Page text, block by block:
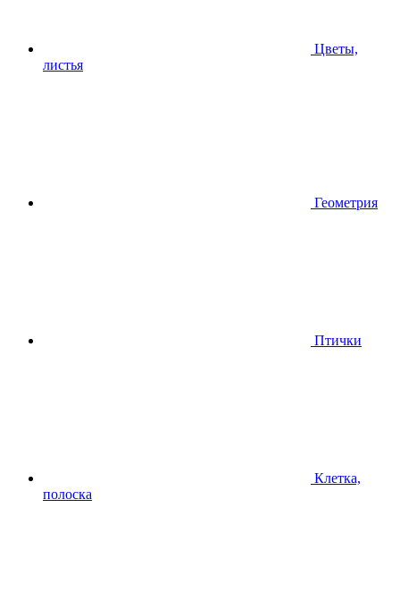
Цветы,
листья
Геометрия
Птички
Клетка,
полоска